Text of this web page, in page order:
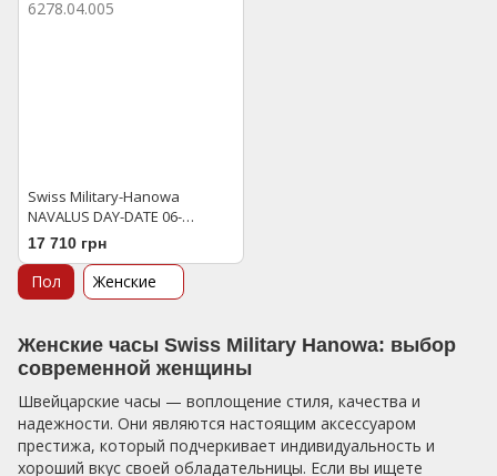
Swiss Military-Hanowa
NAVALUS DAY-DATE 06-
6278.04.005
17 710 грн
Женские часы Swiss Military Hanowa: выбор
современной женщины
Швейцарские часы — воплощение стиля, качества и
надежности. Они являются настоящим аксессуаром
престижа, который подчеркивает индивидуальность и
хороший вкус своей обладательницы. Если вы ищете
Пол Женские